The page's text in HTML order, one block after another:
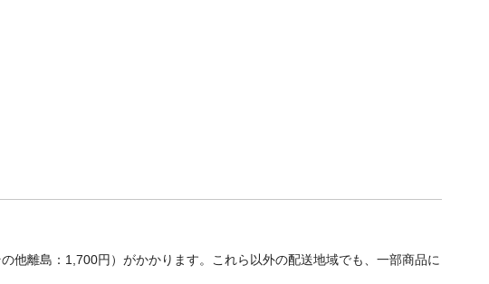
他離島：1,700円）がかかります。これら以外の配送地域でも、一部商品に